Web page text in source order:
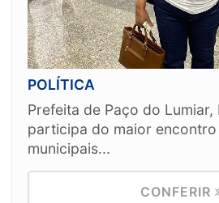
POLÍTICA
Prefeita de Paço do Lumiar,
participa do maior
municipais...
CONFERIR